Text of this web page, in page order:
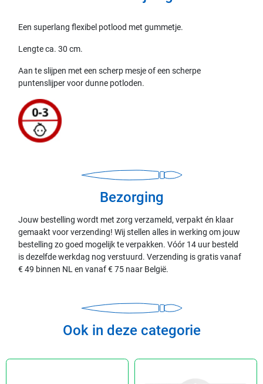
Een superlang flexibel potlood met gummetje.
Lengte ca. 30 cm.
Aan te slijpen met een scherp mesje of een scherpe
puntenslijper voor dunne potloden.
Bezorging
Jouw bestelling wordt met zorg verzameld, verpakt én klaar
gemaakt voor verzending! Wij stellen alles in werking om jouw
bestelling zo goed mogelijk te verpakken. Vóór 14 uur besteld
is dezelfde werkdag nog verstuurd. Verzending is gratis vanaf
€ 49 binnen NL en vanaf € 75 naar België.
Ook in deze categorie